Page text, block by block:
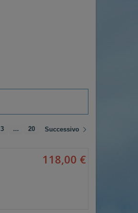
3 ... 20 Successivo
118,00 €